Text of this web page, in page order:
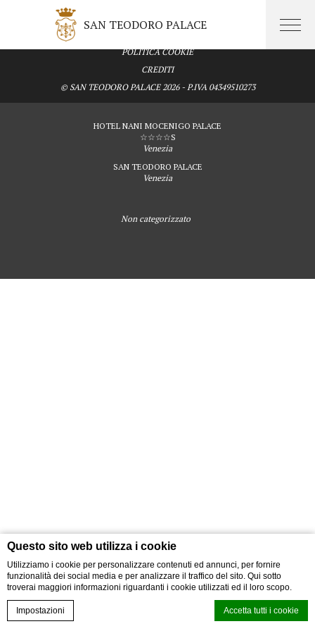
Questo sito web utilizza i cookie
Utilizziamo i cookie per personalizzare contenuti ed annunci, per fornire
funzionalità dei social media e per analizzare il traffico del sito. Qui sotto
troverai maggiori informazioni riguardanti i cookie utilizzati ed il loro scopo.
Impostazioni Accetta tutti i cookie
SAN TEODORO PALACE
Galleria
Prenota ora
POLITICA COOKIE
CREDITI
© SAN TEODORO PALACE 2026 - P.IVA 04349510273
HOTEL NANI MOCENIGO PALACE
☆☆☆☆S
Venezia
SAN TEODORO PALACE
Venezia
Non categorizzato